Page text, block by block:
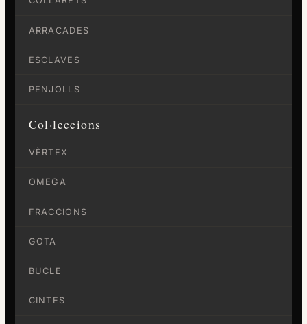
ARRACADES
ESCLAVES
PENJOLLS
Col·leccions
VÈRTEX
OMEGA
FRACCIONS
GOTA
BUCLE
CINTES